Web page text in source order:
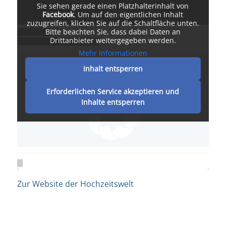
Sie sehen gerade einen Platzhalterinhalt von
Facebook. Um auf den eigentlichen Inhalt
zuzugreifen, klicken Sie auf die Schaltfläche unten.
Bitte beachten Sie, dass dabei Daten an
Drittanbieter weitergegeben werden.
Mehr Informationen
Inhalt entsperren
Erforderlichen Service akzeptieren und
Inhalte entsperren
Zur Website der Hochzeitswelt